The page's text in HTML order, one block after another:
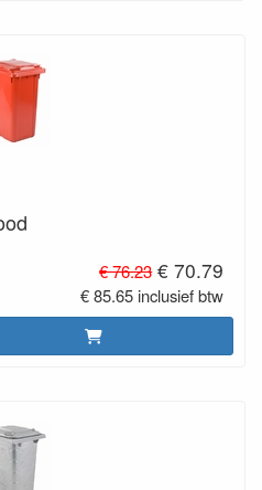
€ 76.23 € 70.79
€ 85.65 inclusief btw